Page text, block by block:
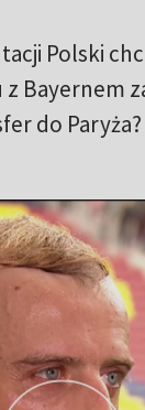
Polski
Bayernem
do